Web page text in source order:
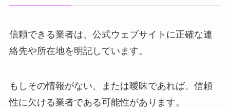
信頼できる業者は、公式ウェブサイトに正確な連
絡先や所在地を明記しています。
もしその情報がない、または曖昧であれば、信頼
性に欠ける業者である可能性があります。